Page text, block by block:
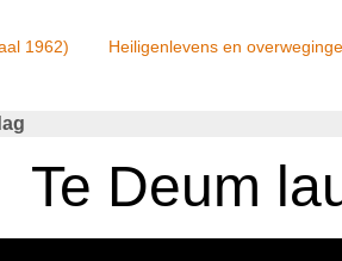
1962) Heiligenlevens en
Te Deum